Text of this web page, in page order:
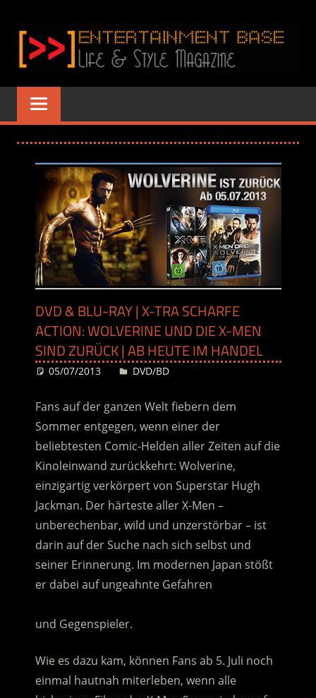
Inhalt
springen
BASE
–
LIFE
&
STYLE
MAGAZINE
www.entertainment-
Base.de
DVD & BLU-RAY | X-TRA SCHARFE
ACTION: WOLVERINE UND DIE X-MEN
SIND ZURÜCK | AB HEUTE IM HANDEL
05/07/2013 Desiree
DVD/BD
Fans auf der ganzen Welt fiebern dem
Sommer entgegen, wenn einer der
beliebtesten Comic-Helden aller Zeiten auf die
Kinoleinwand zurückkehrt: Wolverine,
einzigartig verkörpert von Superstar Hugh
Jackman. Der härteste aller X-Men –
unberechenbar, wild und unzerstörbar – ist
darin auf der Suche nach sich selbst und
seiner Erinnerung. Im modernen Japan stößt
er dabei auf ungeahnte Gefahren
und Gegenspieler.
Wie es dazu kam, können Fans ab 5. Juli noch
einmal hautnah miterleben, wenn alle